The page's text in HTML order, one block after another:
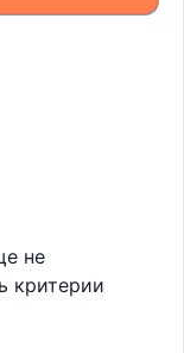
не
критерии